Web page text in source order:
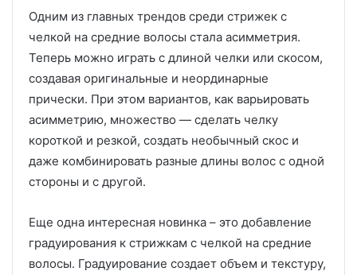
Одним из главных трендов среди стрижек с
челкой на средние волосы стала асимметрия.
Теперь можно играть с длиной челки или скосом,
создавая оригинальные и неординарные
прически. При этом вариантов, как варьировать
асимметрию, множество — сделать челку
короткой и резкой, создать необычный скос и
даже комбинировать разные длины волос с одной
стороны и с другой.
Еще одна интересная новинка – это добавление
градуирования к стрижкам с челкой на средние
волосы. Градуирование создает объем и текстуру,